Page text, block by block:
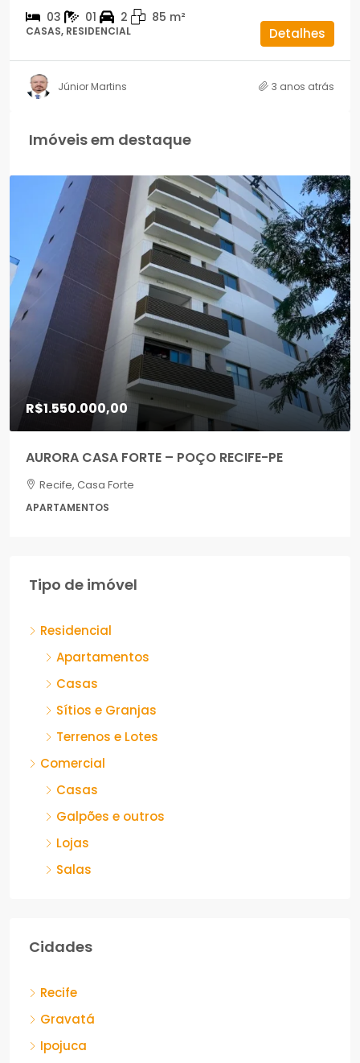
03 01 2 85 m²
CASAS, RESIDENCIAL Detalhes
Júnior Martins 3 anos atrás
Imóveis em destaque
R$1.550.000,00
AURORA CASA FORTE – POÇO RECIFE-PE
Recife, Casa Forte
APARTAMENTOS
Tipo de imóvel
Residencial
Apartamentos
Casas
Sítios e Granjas
Terrenos e Lotes
Comercial
Casas
Galpões e outros
Lojas
Salas
Cidades
Recife
Gravatá
Ipojuca